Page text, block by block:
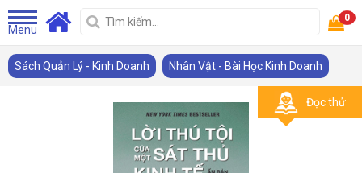
Menu
0
Sách Quản Lý - Kinh Doanh Nhân Vật - Bài Học Kinh Doanh
Đọc thử